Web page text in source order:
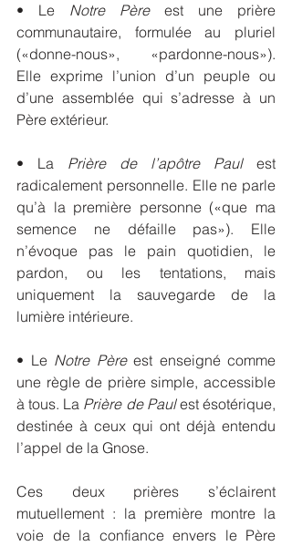
• Le Notre Père est une prière
communautaire, formulée au pluriel
(«donne-nous», «pardonne-nous»).
Elle exprime l’union d’un peuple ou
d’une assemblée qui s’adresse à un
Père extérieur.
• La Prière de l’apôtre Paul est
radicalement personnelle. Elle ne parle
qu’à la première personne («que ma
semence ne défaille pas»). Elle
n’évoque pas le pain quotidien, le
pardon, ou les tentations, mais
uniquement la sauvegarde de la
lumière intérieure.
• Le Notre Père est enseigné comme
une règle de prière simple, accessible
à tous. La Prière de Paul est ésotérique,
destinée à ceux qui ont déjà entendu
l’appel de la Gnose.
Ces deux prières s’éclairent
mutuellement : la première montre la
voie de la confiance envers le Père